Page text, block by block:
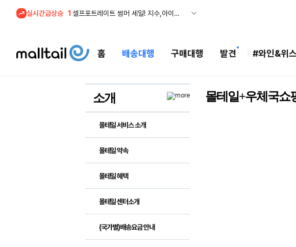
실시간급상승 1
셀프포트레이트 썸머 세일! 지수,아이유 착용 + 관세내 특가
홈 배송대행 구매대행 발견 #와인&위
소개
몰테일 서비스 소개
몰테일 약속
몰테일 혜택
몰테일 센터소개
(국가별)배송요금 안내
몰테일+우체국쇼